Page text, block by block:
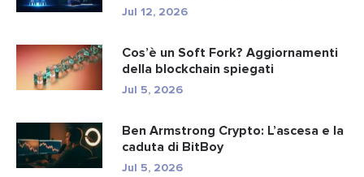
Jul 12, 2026
Cos’è un Soft Fork? Aggiornamenti
della blockchain spiegati
Jul 5, 2026
Ben Armstrong Crypto: L’ascesa e la
caduta di BitBoy
Jul 5, 2026